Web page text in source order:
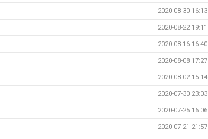
2020-08-30 16:13
2020-08-22 19:11
2020-08-16 16:40
2020-08-08 17:27
2020-08-02 15:14
2020-07-30 23:03
2020-07-25 16:06
2020-07-21 21:57